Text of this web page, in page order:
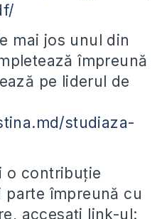
mai jos unul din
împreună
pe liderul de
studiaza-
o contribuție
împreună cu
accesați link-ul: